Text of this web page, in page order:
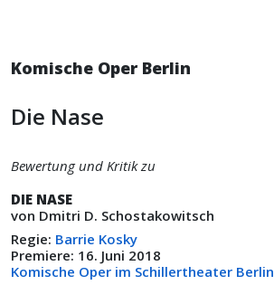
Komische Oper Berlin
Die Nase
Bewertung und Kritik zu
DIE NASE
von Dmitri D. Schostakowitsch
Regie: Barrie Kosky
Premiere: 16. Juni 2018
Komische Oper im Schillertheater Berlin